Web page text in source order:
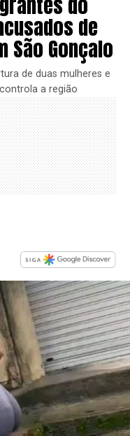
de
Gonçalo
de duas mulheres e
a região